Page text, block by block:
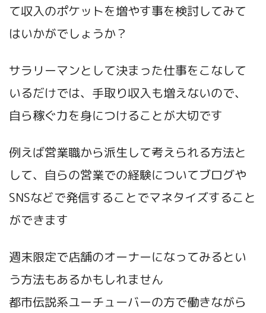
て収入のポケットを増やす事を検討してみて
はいかがでしょうか？
サラリーマンとして決まった仕事をこなして
いるだけでは、手取り収入も増えないので、
自ら稼ぐ力を身につけることが大切です
例えば営業職から派生して考えられる方法と
して、自らの営業での経験についてブログや
SNSなどで発信することでマネタイズすること
ができます
週末限定で店舗のオーナーになってみるとい
う方法もあるかもしれません
都市伝説系ユーチューバーの方で働きながら